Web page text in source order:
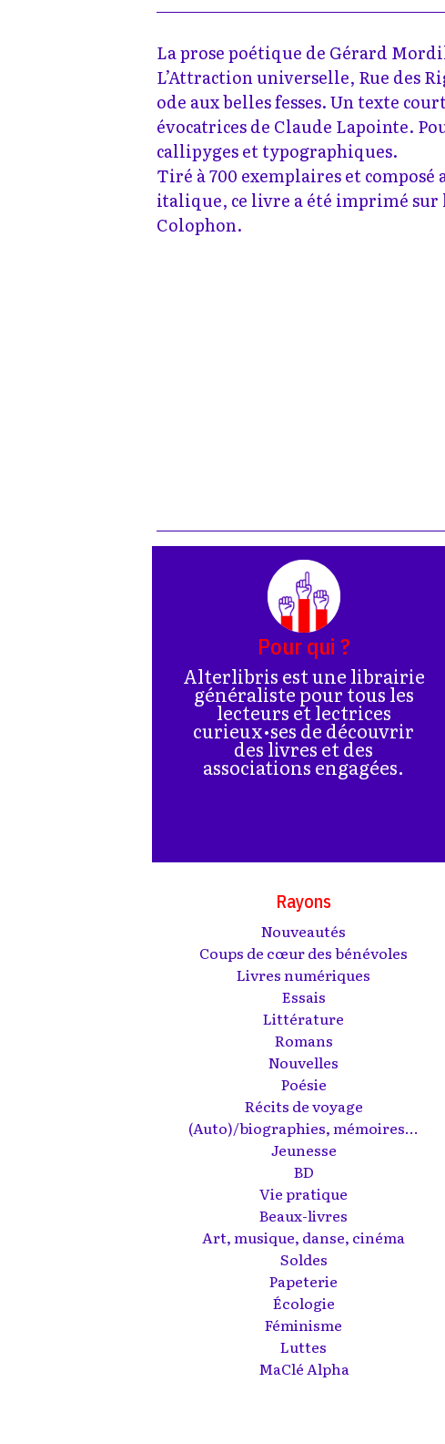
La prose poétique de Gérard
L’Attraction universelle, Rue des
ode aux belles fesses. Un texte
évocatrices de Claude Lapointe.
callipyges et typographiques.
Tiré à 700 exemplaires et
italique, ce livre a été imprimé sur
Colophon.
Pour qui ?
Alterlibris est une librairie
généraliste pour tous les
lecteurs et lectrices
curieux•ses de découvrir
des livres et des
associations engagées.
Rayons
Nouveautés
Coups de cœur des bénévoles
Livres numériques
Essais
Littérature
Romans
Nouvelles
Poésie
Récits de voyage
(Auto)/biographies, mémoires...
Jeunesse
BD
Vie pratique
Beaux-livres
Art, musique, danse, cinéma
Soldes
Papeterie
Écologie
Féminisme
Luttes
MaClé Alpha